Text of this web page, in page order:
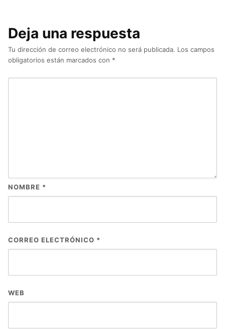
Deja una respuesta
Tu dirección de correo electrónico no será publicada. Los campos
obligatorios están marcados con *
NOMBRE *
CORREO ELECTRÓNICO *
WEB